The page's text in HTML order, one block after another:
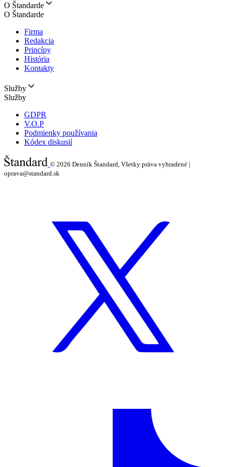
O Štandarde
O Štandarde
Firma
Redakcia
Princípy
História
Kontakty
Služby
Služby
GDPR
V.O.P
Podmienky používania
Kódex diskusií
© 2026 Denník Štandard, Všetky práva vyhradené |
oprava@standard.sk